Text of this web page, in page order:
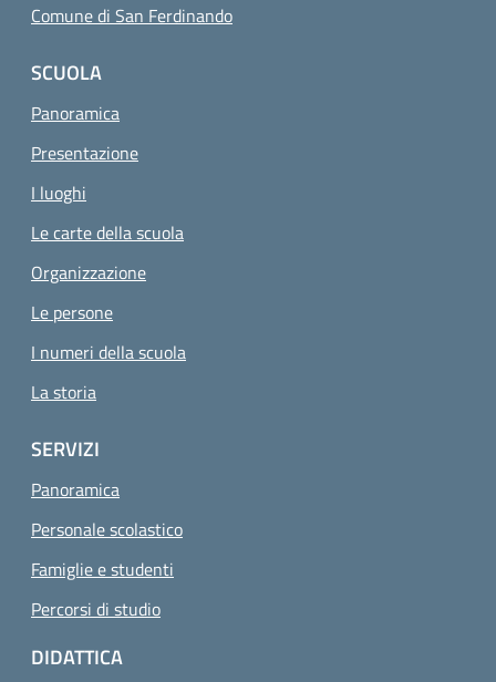
Comune di San Ferdinando
SCUOLA
Panoramica
Presentazione
I luoghi
Le carte della scuola
Organizzazione
Le persone
I numeri della scuola
La storia
SERVIZI
Panoramica
Personale scolastico
Famiglie e studenti
Percorsi di studio
DIDATTICA